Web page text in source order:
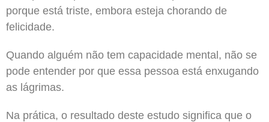
porque está triste, embora esteja chorando de
felicidade.
Quando alguém não tem capacidade mental, não se
pode entender por que essa pessoa está enxugando
as lágrimas.
Na prática, o resultado deste estudo significa que o